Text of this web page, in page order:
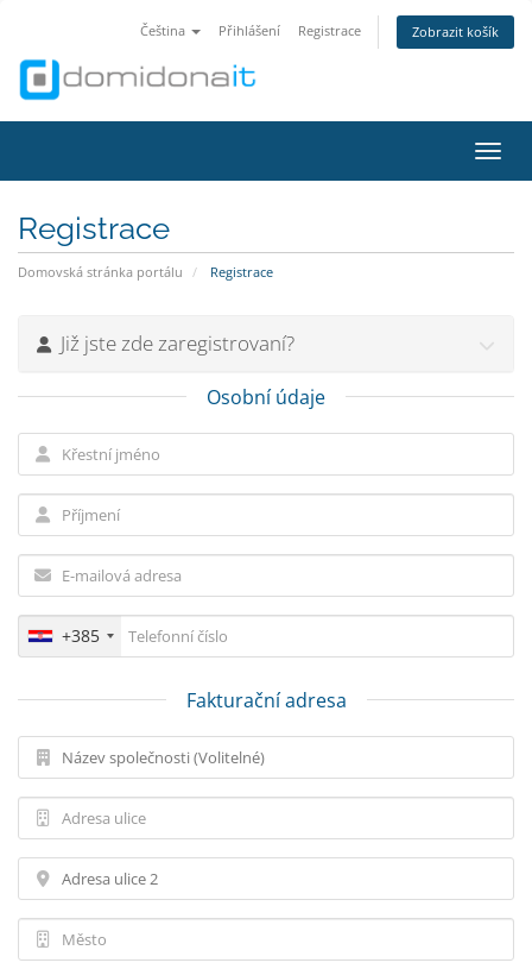
Čeština Přihlášení Registrace Zobrazit košík
Registrace
Domovská stránka portálu Registrace
Již jste zde zaregistrovaní?
Osobní údaje
+385
Fakturační adresa